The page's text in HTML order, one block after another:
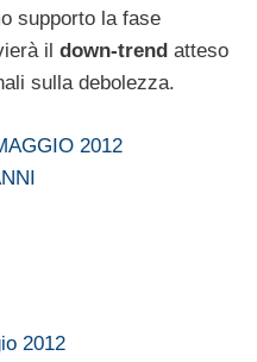
supporto la fase
il down-trend atteso
sulla debolezza.
2012
2012